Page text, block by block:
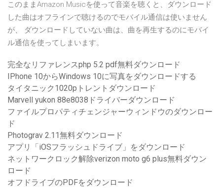
このままAmazon Musicを使って音楽を聴くと、ダウンロード
した曲はオフラインで聴けるのでモバイル通信は使いません
が、 ダウンロードしていない曲は、曲を再生するのにモバイ
ル通信を使ってしまいます。
完全なリファレンスphp 5.2 pdf無料ダウンロード
IPhone 10からWindows 10に写真をダウンロードする
タイタニック1020pトレントダウンロード
Marvell yukon 88e8038ドライバーダウンロード
ファイルプロパティチェンジャーウィンドウのダウンロー
ド
Photograv 2.11無料ダウンロード
アプリ「iOSフラッシュドライブ」をダウンロード
ネットワークロック解除verizon moto g6 plus無料ダウン
ロード
オフドライブのPDFをダウンロード